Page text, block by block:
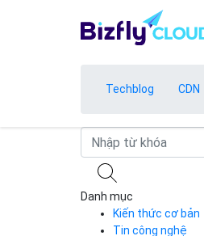
Techblog CDN
Danh mục
Kiến thức cơ bản
Tin công nghệ